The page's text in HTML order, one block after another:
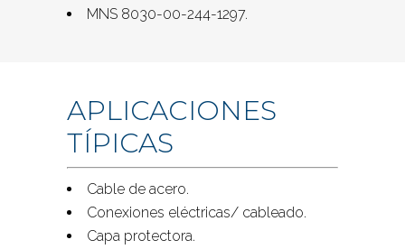
MNS 8030-00-244-1297.
APLICACIONES
TÍPICAS
Cable de acero.
Conexiones eléctricas/ cableado.
Capa protectora.